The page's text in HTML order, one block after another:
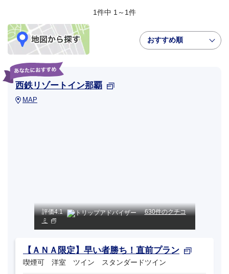
1件中 1～1件
おすすめ順
西鉄リゾートイン那覇
MAP
評価4.1
630件のクチコ
ミ
【ＡＮＡ限定】早い者勝ち！直前プラン
喫煙可 洋室 ツイン スタンダードツイン